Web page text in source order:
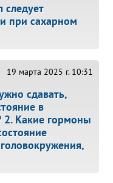
следует
при сахарном
19 марта 2025 г. 10:31
сдавать,
в
2. Какие гормоны